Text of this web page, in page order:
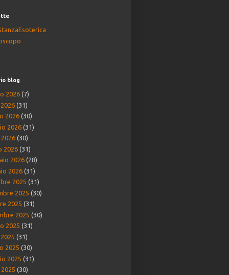
blog
2026 (7)
(31)
2026 (30)
2026 (31)
(30)
2026 (31)
2026 (28)
2026 (31)
2025 (31)
2025 (30)
2025 (31)
2025 (30)
2025 (31)
(31)
2025 (30)
2025 (31)
(30)